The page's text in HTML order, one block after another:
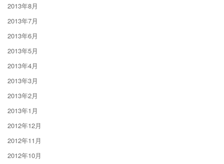
2013年8月
2013年7月
2013年6月
2013年5月
2013年4月
2013年3月
2013年2月
2013年1月
2012年12月
2012年11月
2012年10月